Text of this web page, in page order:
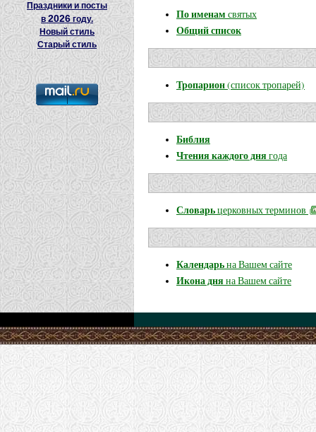
Праздники и посты
в 2026году.
Новый стиль
Старый стиль
По именам святых
Общий список
Тропарион(список тропарей)
Библия
Чтения каждого днягода
Словарьцерковных терминов
Календарьна Вашем сайте
Икона дняна Вашем сайте